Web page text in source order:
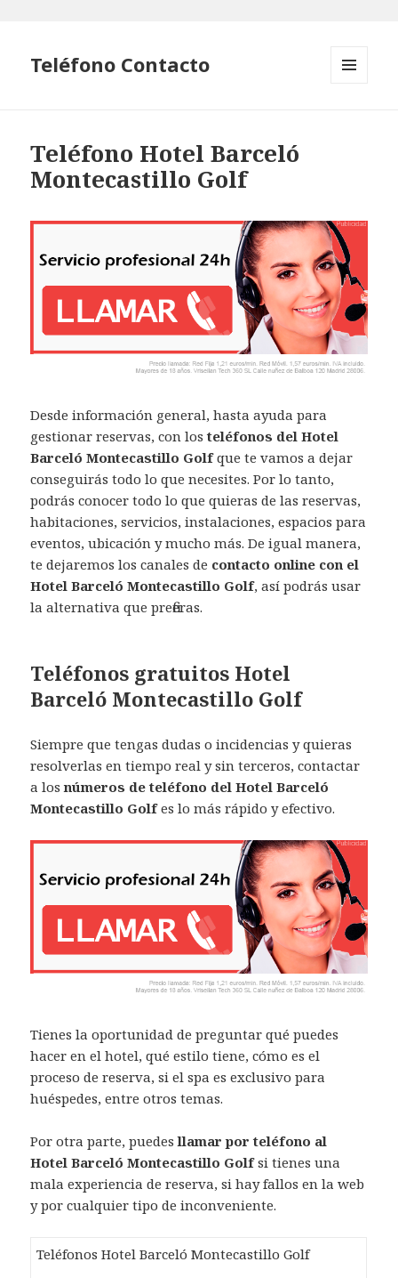
Teléfono Contacto
Teléfono Hotel Barceló
Montecastillo Golf
Desde información general, hasta ayuda para
gestionar reservas, con losteléfonos del Hotel
Barceló Montecastillo Golfque te vamos a dejar
conseguirás todo lo que necesites. Por lo tanto,
podrás conocer todo lo que quieras de las reservas,
habitaciones, servicios, instalaciones, espacios para
eventos, ubicación y mucho más. De igual manera,
te dejaremos los canales de contacto online con el
Hotel Barceló Montecastillo Golf, así podrás usar
la alternativa que prefieras.
Teléfonos gratuitos Hotel
Barceló Montecastillo Golf
Siempre que tengas dudas o incidencias y quieras
resolverlas en tiempo real y sin terceros, contactar
a losnúmeros de teléfono del Hotel Barceló
Montecastillo Golfes lo más rápido y efectivo.
Tienes la oportunidad de preguntar qué puedes
hacer en el hotel, qué estilo tiene, cómo es el
proceso de reserva, si el spa es exclusivo para
huéspedes, entre otros temas.
Por otra parte, puedesllamar por teléfono al
Hotel Barceló Montecastillo Golfsi tienes una
mala experiencia de reserva, si hay fallos en la web
y por cualquier tipo de inconveniente.
Teléfonos Hotel Barceló Montecastillo Golf